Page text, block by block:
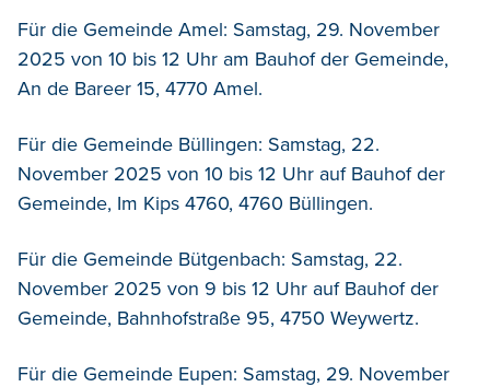
Für die Gemeinde Amel: Samstag, 29. November
2025 von 10 bis 12 Uhr am Bauhof der Gemeinde,
An de Bareer 15, 4770 Amel.
Für die Gemeinde Büllingen: Samstag, 22.
November 2025 von 10 bis 12 Uhr auf Bauhof der
Gemeinde, Im Kips 4760, 4760 Büllingen.
Für die Gemeinde Bütgenbach: Samstag, 22.
November 2025 von 9 bis 12 Uhr auf Bauhof der
Gemeinde, Bahnhofstraße 95, 4750 Weywertz.
Für die Gemeinde Eupen: Samstag, 29. November